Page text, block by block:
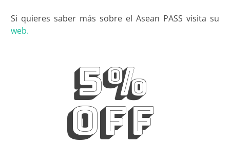
Si quieres saber más sobre el Asean PASS visita su
web.
5%
OFF